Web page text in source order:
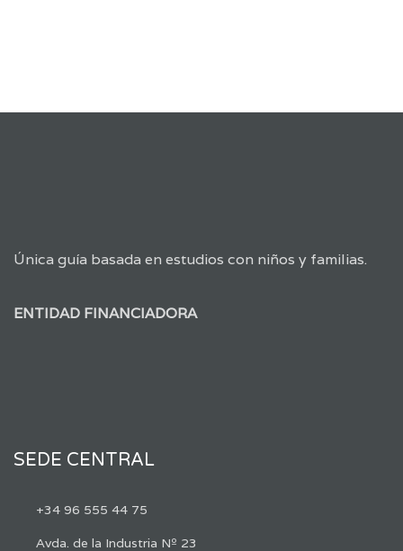
Única guía basada en estudios con niños y familias.
ENTIDAD FINANCIADORA
SEDE CENTRAL
+34 96 555 44 75
Avda. de la Industria Nº 23